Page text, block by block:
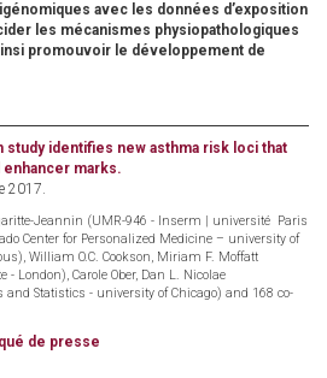
avec les données d’exposition
les mécanismes physiopathologiques
promouvoir le développement de
study identifies new asthma risk loci that
marks.
2017.
Jeannin (UMR-946 - Inserm | université Paris
Center for Personalized Medicine – university of
William O.C. Cookson, Miriam F. Moffatt
London), Carole Ober, Dan L. Nicolae
Statistics - university of Chicago) and 168 co-
de presse